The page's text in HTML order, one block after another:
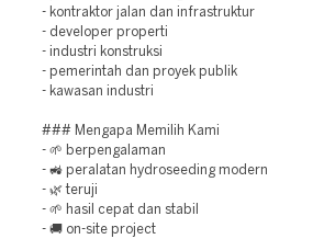
- kontraktor jalan dan infrastruktur
- developer properti
- industri konstruksi
- pemerintah dan proyek publik
- kawasan industri
### Mengapa Memilih Kami
- 🌱 berpengalaman
- 🚜 peralatan hydroseeding modern
- 🌿 teruji
- 🌱 hasil cepat dan stabil
- 🚚 on-site project